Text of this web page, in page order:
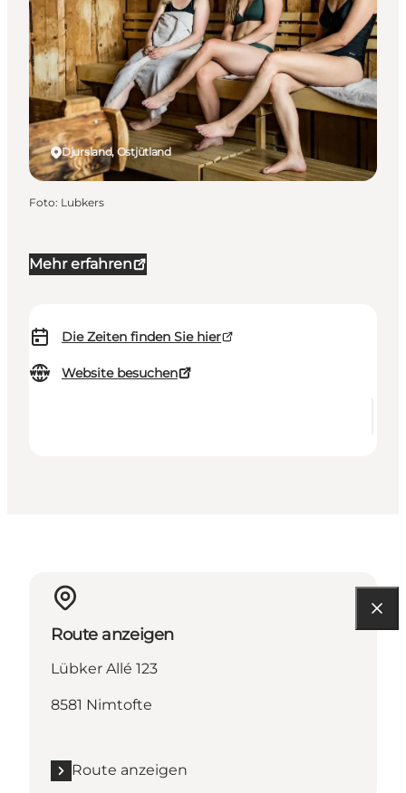
Mehr erfahren
Die Zeiten finden Sie hier
Website besuchen
Djursland, Ostjütland
Foto: Lubkers
Route anzeigen
Lübker Allé 123
8581 Nimtofte
Route anzeigen